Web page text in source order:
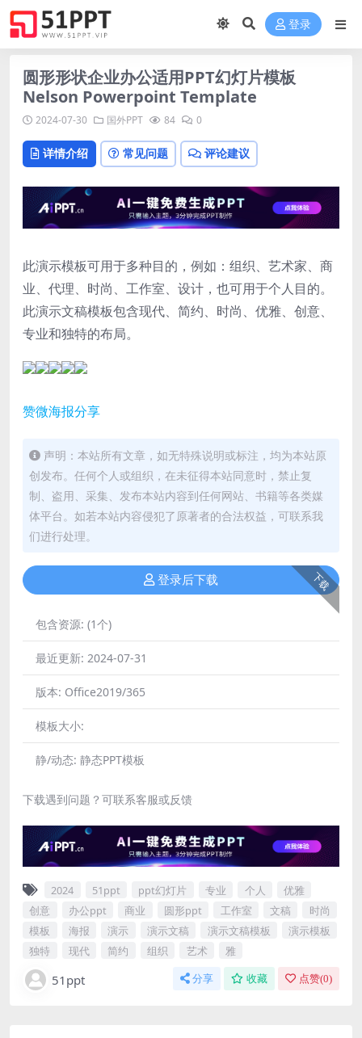
登录
圆形形状企业办公适用PPT幻灯片模板
Nelson Powerpoint Template
2024-07-30 国外PPT 84 0
详情介绍 常见问题 评论建议
此演示模板可用于多种目的，例如：组织、艺术家、商
业、代理、时尚、工作室、设计，也可用于个人目的。
此演示文稿模板包含现代、简约、时尚、优雅、创意、
专业和独特的布局。
赞微海报分享
声明：本站所有文章，如无特殊说明或标注，均为本站原
创发布。任何个人或组织，在未征得本站同意时，禁止复
制、盗用、采集、发布本站内容到任何网站、书籍等各类媒
体平台。如若本站内容侵犯了原著者的合法权益，可联系我
们进行处理。
下载
登录后下载
包含资源: (1个)
最近更新: 2024-07-31
版本: Office2019/365
模板大小:
静/动态: 静态PPT模板
下载遇到问题？可联系客服或反馈
2024 51ppt ppt幻灯片 专业 个人
优雅
创意
办公ppt 商业 圆形ppt 工作室 文稿
时尚
模板
海报 演示 演示文稿 演示文稿模板
演示模板
独特
现代 简约 组织 艺术 雅
51ppt 分享 收藏 点赞(0)